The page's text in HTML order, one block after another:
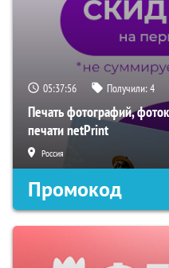
05:37:55 Получили:4
Печать фотографий,
печати netPrint
Россия
Промокод